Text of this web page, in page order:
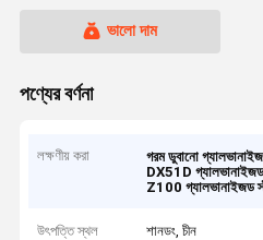
ভালো দাম
পণ্যের বর্ণনা
লক্ষণীয় করা গরম ডুবানো
DX51D
Z100 গ্যালভানাইজড
উৎপত্তি স্থল শানডং, চীন